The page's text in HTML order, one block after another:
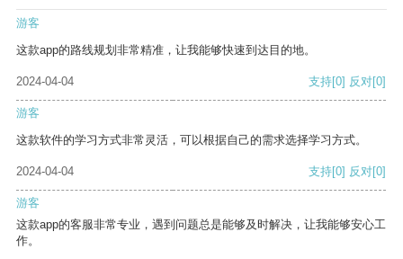
游客
这款app的路线规划非常精准，让我能够快速到达目的地。
2024-04-04 支持[0] 反对[0]
游客
这款软件的学习方式非常灵活，可以根据自己的需求选择学习方式。
2024-04-04 支持[0] 反对[0]
游客
这款app的客服非常专业，遇到问题总是能够及时解决，让我能够安心工
作。